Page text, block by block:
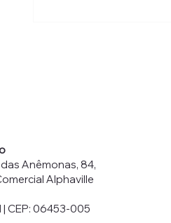
Anêmonas, 84,
Alphaville
| CEP: 06453-005